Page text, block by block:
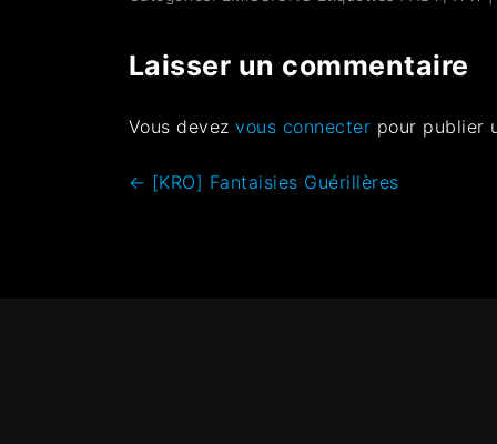
Laisser un commentaire
Vous devezvous connecter pour publier
← [KRO] Fantaisies Guérillères